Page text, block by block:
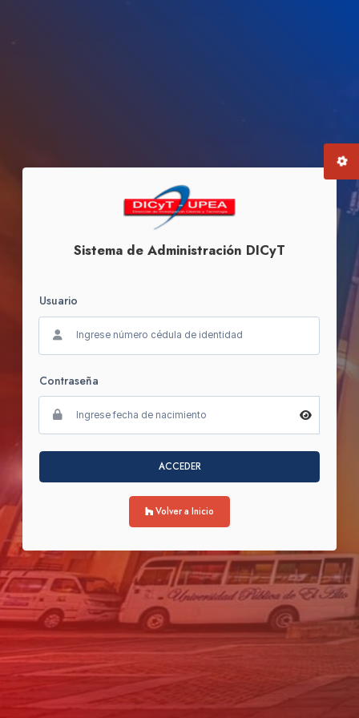
Sistema de Administración DICyT
Usuario
Contraseña
ACCEDER
Volver a Inicio